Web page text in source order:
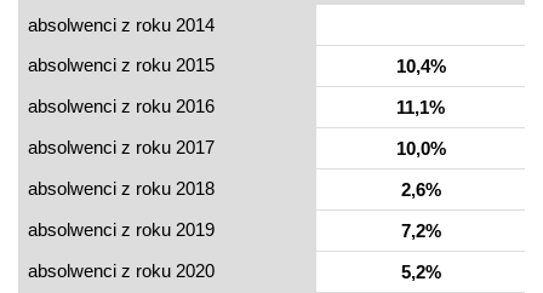
absolwenci z roku 2014
absolwenci z roku 2015
10,4%
absolwenci z roku 2016
11,1%
absolwenci z roku 2017
10,0%
absolwenci z roku 2018
2,6%
absolwenci z roku 2019
7,2%
absolwenci z roku 2020
5,2%